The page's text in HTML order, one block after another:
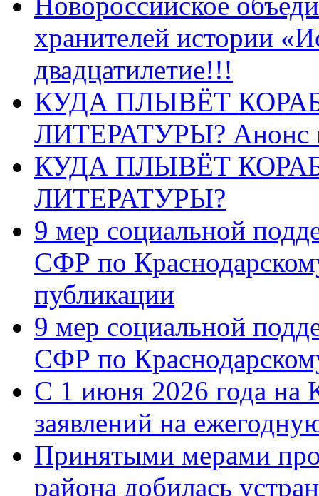
хранителей истории
двадцатилетие!!!
КУДА ПЛЫВЁТ
ЛИТЕРАТУРЫ? Анонс
КУДА ПЛЫВЁТ
ЛИТЕРАТУРЫ?
9 мер социальной
СФР по
публикации
9 мер социальной
СФР по
С 1 июня 2026 года на
заявлений на
Принятыми мерами
района добилась